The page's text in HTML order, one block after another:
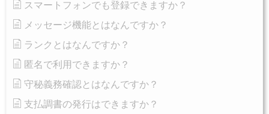
スマートフォンでも登録できますか？
メッセージ機能とはなんですか？
ランクとはなんですか？
匿名で利用できますか？
守秘義務確認とはなんですか？
支払調書の発行はできますか？